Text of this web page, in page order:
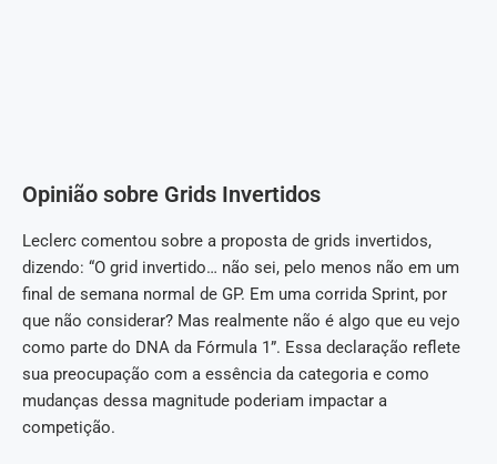
Opinião sobre Grids Invertidos
Leclerc comentou sobre a proposta de grids invertidos,
dizendo: “O grid invertido… não sei, pelo menos não em um
final de semana normal de GP. Em uma corrida Sprint, por
que não considerar? Mas realmente não é algo que eu vejo
como parte do DNA da Fórmula 1”. Essa declaração reflete
sua preocupação com a essência da categoria e como
mudanças dessa magnitude poderiam impactar a
competição.